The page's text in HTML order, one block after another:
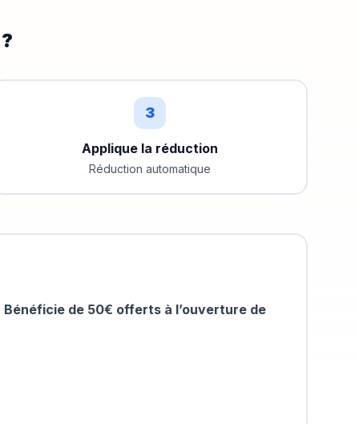
3
Applique la réduction
Réduction automatique
Bénéficie de 50€ offerts à l’ouverture de